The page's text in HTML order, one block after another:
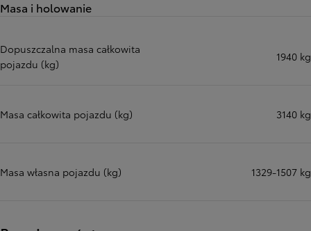
Masa i holowanie
Dopuszczalna masa całkowita
pojazdu (kg)
1940 kg
Masa całkowita pojazdu (kg) 3140 kg
Masa własna pojazdu (kg) 1329-1507 kg